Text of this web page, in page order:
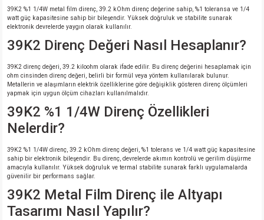
39K2 %1 1/4W metal film direnç, 39.2 kOhm direnç değerine sahip, %1 toleransa ve 1/4
watt güç kapasitesine sahip bir bileşendir. Yüksek doğruluk ve stabilite sunarak
elektronik devrelerde yaygın olarak kullanılır.
39K2 Direnç Değeri Nasıl Hesaplanır?
39K2 direnç değeri, 39.2 kiloohm olarak ifade edilir. Bu direnç değerini hesaplamak için
ohm cinsinden direnç değeri, belirli bir formül veya yöntem kullanılarak bulunur.
Metallerin ve alaşımların elektrik özelliklerine göre değişiklik gösteren direnç ölçümleri
yapmak için uygun ölçüm cihazları kullanılmalıdır.
39K2 %1 1/4W Direnç Özellikleri
Nelerdir?
39K2 %1 1/4W direnç, 39.2 kOhm direnç değeri, %1 tolerans ve 1/4 watt güç kapasitesine
sahip bir elektronik bileşendir. Bu direnç, devrelerde akımın kontrolü ve gerilim düşürme
amacıyla kullanılır. Yüksek doğruluk ve termal stabilite sunarak farklı uygulamalarda
güvenilir bir performans sağlar.
39K2 Metal Film Direnç ile Altyapı
Tasarımı Nasıl Yapılır?